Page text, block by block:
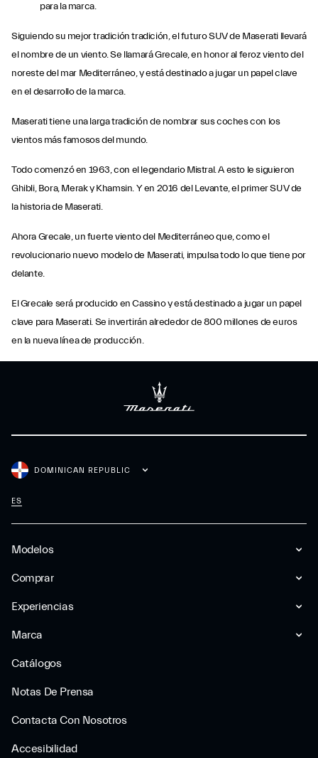
para la marca.
Siguiendo su mejor tradición tradición, el futuro SUV de Maserati llevará
el nombre de un viento. Se llamará Grecale, en honor al feroz viento del
noreste del mar Mediterráneo, y está destinado a jugar un papel clave
en el desarrollo de la marca.
Maserati tiene una larga tradición de nombrar sus coches con los
vientos más famosos del mundo.
Todo comenzó en 1963, con el legendario Mistral. A esto le siguieron
Ghibli, Bora, Merak y Khamsin. Y en 2016 del Levante, el primer SUV de
la historia de Maserati.
Ahora Grecale, un fuerte viento del Mediterráneo que, como el
revolucionario nuevo modelo de Maserati, impulsa todo lo que tiene por
delante.
El Grecale será producido en Cassino y está destinado a jugar un papel
clave para Maserati. Se invertirán alrededor de 800 millones de euros
en la nueva línea de producción.
Modelos
Comprar
Experiencias
Marca
Catálogos
Notas De Prensa
Contacta Con Nosotros
Accesibilidad
DOMINICAN REPUBLIC
ES